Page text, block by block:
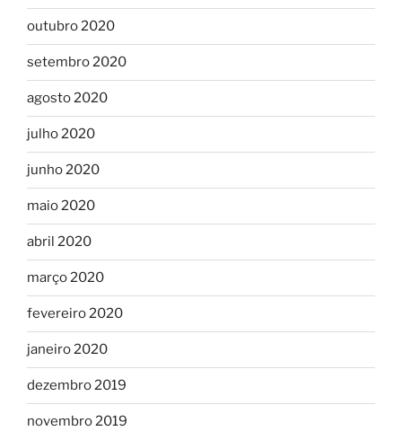
outubro 2020
setembro 2020
agosto 2020
julho 2020
junho 2020
maio 2020
abril 2020
março 2020
fevereiro 2020
janeiro 2020
dezembro 2019
novembro 2019